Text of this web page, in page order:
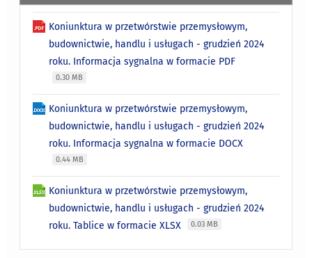
Koniunktura w przetwórstwie przemysłowym,
budownictwie, handlu i usługach - grudzień 2024
roku. Informacja sygnalna w formacie PDF
0.30 MB
Koniunktura w przetwórstwie przemysłowym,
budownictwie, handlu i usługach - grudzień 2024
roku. Informacja sygnalna w formacie DOCX
0.44 MB
Koniunktura w przetwórstwie przemysłowym,
budownictwie, handlu i usługach - grudzień 2024
roku. Tablice w formacie XLSX
0.03 MB